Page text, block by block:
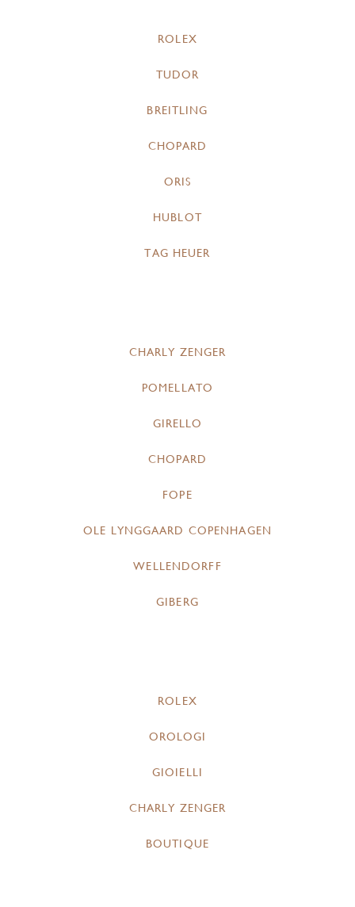
ROLEX
TUDOR
BREITLING
CHOPARD
ORIS
HUBLOT
TAG HEUER
CHARLY ZENGER
POMELLATO
GIRELLO
CHOPARD
FOPE
OLE LYNGGAARD COPENHAGEN
WELLENDORFF
GIBERG
ROLEX
OROLOGI
GIOIELLI
CHARLY ZENGER
BOUTIQUE